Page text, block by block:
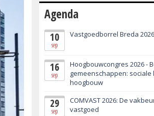
Agenda
10
sep
Vastgoedborrel Breda 2026
16
sep
Hoogbouwcongres 2026 -
gemeenschappen: sociale
hoogbouw
29
sep
COMVAST 2026: De
vastgoed